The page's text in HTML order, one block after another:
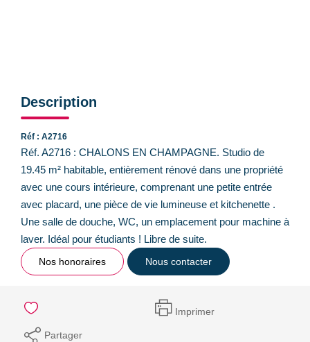
Description
Réf : A2716
Réf. A2716 : CHALONS EN CHAMPAGNE. Studio de
19.45 m² habitable, entièrement rénové dans une propriété
avec une cours intérieure, comprenant une petite entrée
avec placard, une pièce de vie lumineuse et kitchenette .
Une salle de douche, WC, un emplacement pour machine à
laver. Idéal pour étudiants ! Libre de suite.
Nos honoraires Nous contacter
Imprimer
Partager